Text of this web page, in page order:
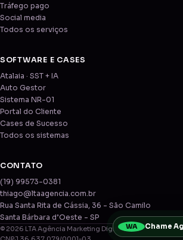
Tráfego pago
Social media
Todos os serviços
SOFTWARE E CASES
Atalaia · SST + IA
Auto Gestor
Sistema NR-01
Portal do Cliente
Cases de Sucesso
Todos os sistemas
CONTATO
(19) 99573-0381
thiago@ltaagencia.com.br
Rua Santa Rita de Cássia, 36 - São Camilo
Santa Bárbara d’Oeste - SP
© 2026 LTA Agência Marketing Digital LTDA
WA Chame